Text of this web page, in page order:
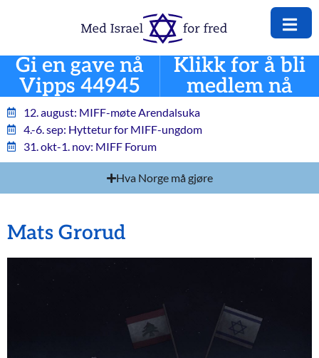
Gi en gave nå
Vipps 44945
Klikk for å bli
medlem nå
12. august: MIFF-møte Arendalsuka
4.-6. sep: Hyttetur for MIFF-ungdom
31. okt-1. nov: MIFF Forum
Hva Norge må gjøre
Mats Grorud